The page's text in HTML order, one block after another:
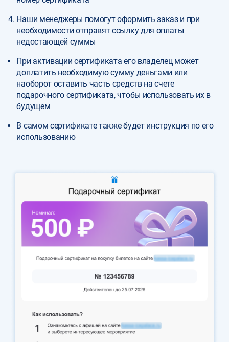
Наши менеджеры помогут оформить заказ и при
необходимости отправят ссылку для оплаты
недостающей суммы
При активации сертификата его владелец может
доплатить необходимую сумму деньгами или
наоборот оставить часть средств на счете
подарочного сертификата, чтобы использовать их в
будущем
В самом сертификате также будет инструкция по его
использованию